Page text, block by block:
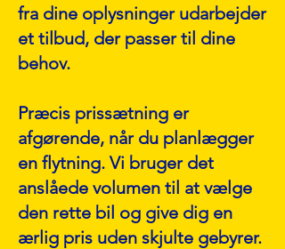
fra dine oplysninger udarbejder
et tilbud, der passer til dine
behov.
Præcis prissætning er
afgørende, når du planlægger
en flytning. Vi bruger det
anslåede volumen til at vælge
den rette bil og give dig en
ærlig pris uden skjulte gebyrer.